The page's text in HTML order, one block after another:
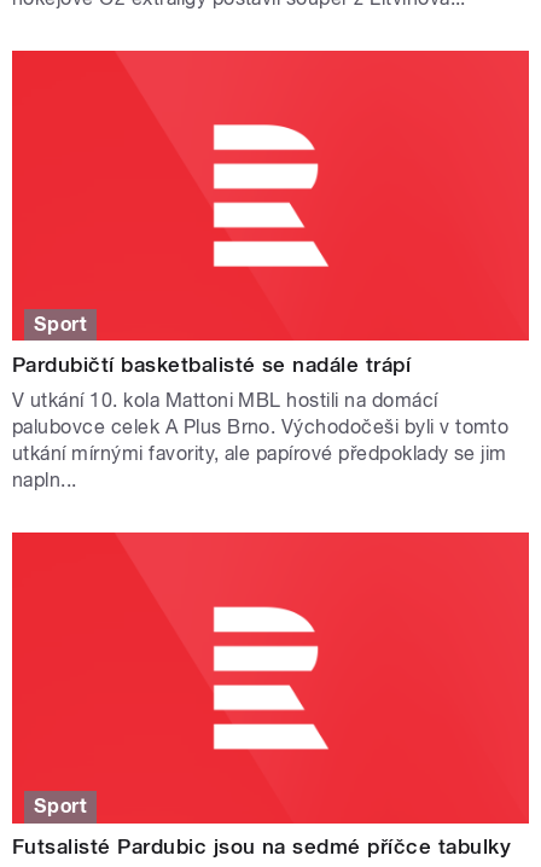
Sport
Pardubičtí basketbalisté se nadále trápí
V utkání 10. kola Mattoni MBL hostili na domácí
palubovce celek A Plus Brno. Východočeši byli v tomto
utkání mírnými favority, ale papírové předpoklady se jim
napln...
Sport
Futsalisté Pardubic jsou na sedmé příčce tabulky